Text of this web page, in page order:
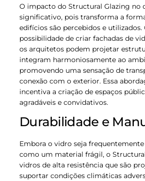
O impacto do Structural Glazing no
significativo, pois transforma a
edifícios são percebidos e utilizados.
possibilidade de criar fachadas de
os arquitetos podem projetar
integram harmoniosamente ao
promovendo uma sensação de
conexão com o exterior. Essa
incentiva a criação de espaços
agradáveis e convidativos.
Durabilidade e
Embora o vidro seja
como um material frágil, o
vidros de alta resistência que são
suportar condições climáticas